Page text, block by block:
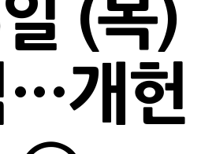
(목)
…개헌